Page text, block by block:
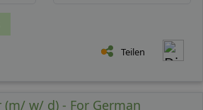
Teilen
w/ d) - For German